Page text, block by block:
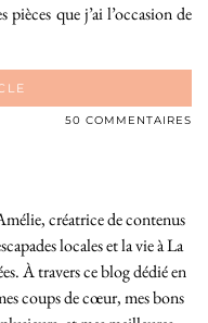
que j’ai l’occasion de
50 COMMENTAIRES
créatrice de contenus
locales et la vie à La
À travers ce blog dédié en
coups de cœur, mes bons